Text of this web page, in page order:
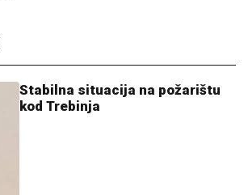
Stabilna situacija na požarištu
kod Trebinja